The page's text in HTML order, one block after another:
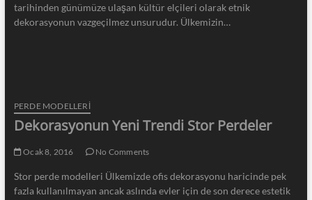
tarihinden günümüze ulaşan kültür elçileri olarak etnik
dekorasyonun vazgeçilmez unsurudur. Ülkemizin…
PERDE MODELLERI
Dekorasyonun Yeni Trendi Stor Perdeler
Ocak 8, 2016 No Comments
Stor perde modelleri Ülkemizde ofis dekorasyonu haricinde pek
fazla kullanılmayan ancak aslında evler için de son derece estetik